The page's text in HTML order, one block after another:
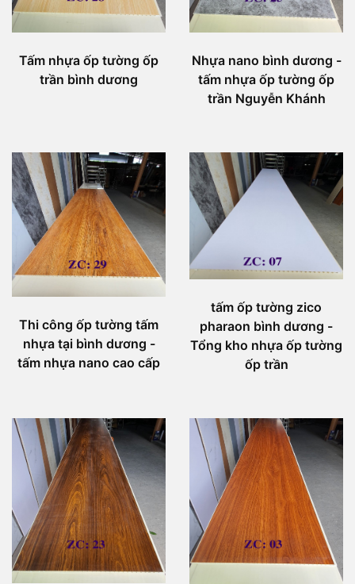
Tấm nhựa ốp tường ốp
trần bình dương
Nhựa nano bình dương -
tấm nhựa ốp tường ốp
trần Nguyễn Khánh
Thi công ốp tường tấm
nhựa tại bình dương -
tấm nhựa nano cao cấp
tấm ốp tường zico
pharaon bình dương -
Tổng kho nhựa ốp tường
ốp trần